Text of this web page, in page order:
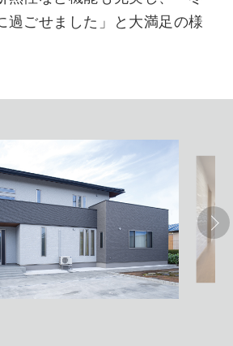
過ごせました」と大満足の様